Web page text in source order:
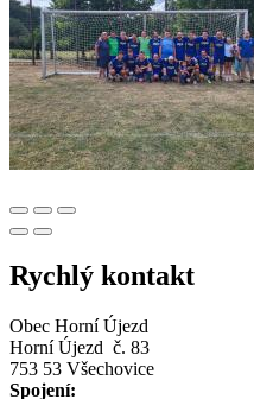
Rychlý kontakt
Obec Horní Újezd
Horní Újezd č. 83
753 53 Všechovice
Spojení: